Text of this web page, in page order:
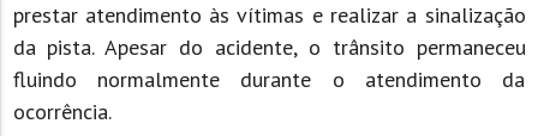
prestar atendimento às vítimas e realizar a sinalização
da pista. Apesar do acidente, o trânsito permaneceu
fluindo normalmente durante o atendimento da
ocorrência.